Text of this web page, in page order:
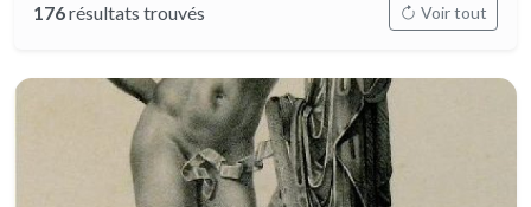
176résultats trouvés Voir tout